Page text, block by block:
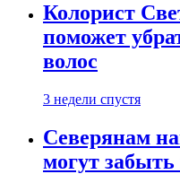
Колорист
поможет
волос
3 недели спустя
Северянам
могут